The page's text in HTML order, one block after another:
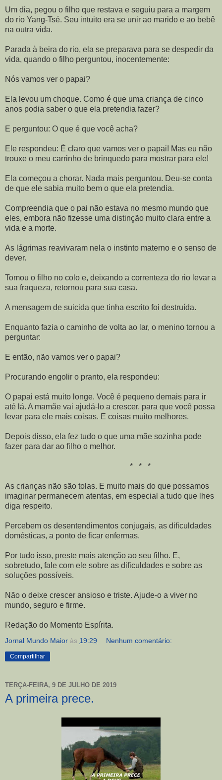
Um dia, pegou o filho que restava e seguiu para a margem
do rio Yang-Tsé. Seu intuito era se unir ao marido e ao bebê
na outra vida.
Parada à beira do rio, ela se preparava para se despedir da
vida, quando o filho perguntou, inocentemente:
Nós vamos ver o papai?
Ela levou um choque. Como é que uma criança de cinco
anos podia saber o que ela pretendia fazer?
E perguntou: O que é que você acha?
Ele respondeu: É claro que vamos ver o papai! Mas eu não
trouxe o meu carrinho de brinquedo para mostrar para ele!
Ela começou a chorar. Nada mais perguntou. Deu-se conta
de que ele sabia muito bem o que ela pretendia.
Compreendia que o pai não estava no mesmo mundo que
eles, embora não fizesse uma distinção muito clara entre a
vida e a morte.
As lágrimas reavivaram nela o instinto materno e o senso de
dever.
Tomou o filho no colo e, deixando a correnteza do rio levar a
sua fraqueza, retornou para sua casa.
A mensagem de suicida que tinha escrito foi destruída.
Enquanto fazia o caminho de volta ao lar, o menino tornou a
perguntar:
E então, não vamos ver o papai?
Procurando engolir o pranto, ela respondeu:
O papai está muito longe. Você é pequeno demais para ir
até lá. A mamãe vai ajudá-lo a crescer, para que você possa
levar para ele mais coisas. E coisas muito melhores.
Depois disso, ela fez tudo o que uma mãe sozinha pode
fazer para dar ao filho o melhor.
* * *
As crianças não são tolas. E muito mais do que possamos
imaginar permanecem atentas, em especial a tudo que lhes
diga respeito.
Percebem os desentendimentos conjugais, as dificuldades
domésticas, a ponto de ficar enfermas.
Por tudo isso, preste mais atenção ao seu filho. E,
sobretudo, fale com ele sobre as dificuldades e sobre as
soluções possíveis.
Não o deixe crescer ansioso e triste. Ajude-o a viver no
mundo, seguro e firme.
Redação do Momento Espírita.
Jornal Mundo Maior às 19:29 Nenhum comentário:
Compartilhar
TERÇA-FEIRA, 9 DE JULHO DE 2019
A primeira prece.